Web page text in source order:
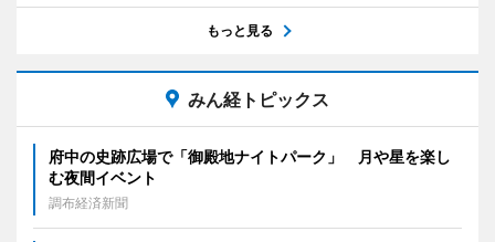
もっと見る
みん経トピックス
府中の史跡広場で「御殿地ナイトパーク」 月や星を楽し
む夜間イベント
調布経済新聞